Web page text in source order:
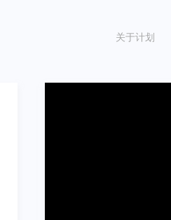
关于计划